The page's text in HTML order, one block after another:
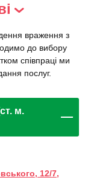
враження з
до вибору
співпраці ми
послуг.
м.
12/7,